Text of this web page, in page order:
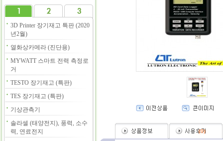
3D Printer 장기재고 특판 (2020
년2월)
열화상카메라 (진단용)
MYWATT 스마트 전력 측정로
거
TESTO 장기재고 (특판)
TES 장기재고 (특판)
기상관측기
솔라셀 (태양전지), 풍력, 소수
력, 연료전지
(0)